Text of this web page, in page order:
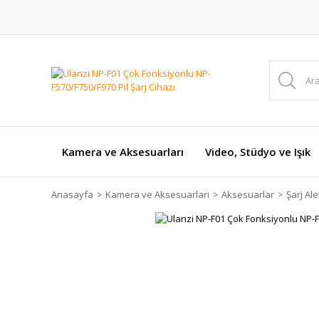
Kamera ve Aksesuarları Video, Stüdyo ve Işık
Anasayfa Kamera ve Aksesuarları Aksesuarlar Şarj